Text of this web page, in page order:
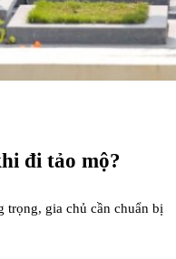
đi tảo mộ?
trọng, gia chủ cần chuẩn bị